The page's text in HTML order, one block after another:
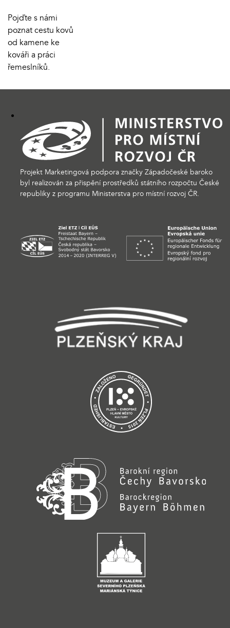
Pojďte s námi
poznat cestu kovů
od kamene ke
kováři a práci
řemeslníků.
Projekt Marketingová podpora značky Západočeské baroko
byl realizován za přispění prostředků státního rozpočtu České
republiky z programu Ministerstva pro místní rozvoj ČR.